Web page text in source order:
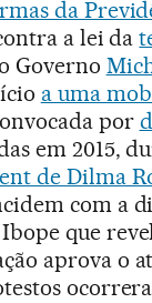
da
a lei da
Governo
a uma
por
em 2015,
de Dilma
com a
que
aprova o